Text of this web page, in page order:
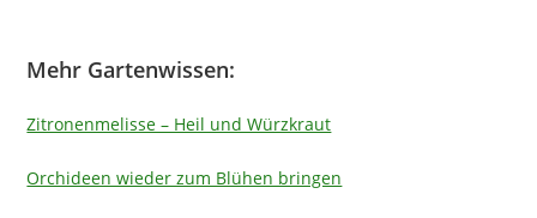
Mehr Gartenwissen:
Zitronenmelisse – Heil und Würzkraut
Orchideen wieder zum Blühen bringen